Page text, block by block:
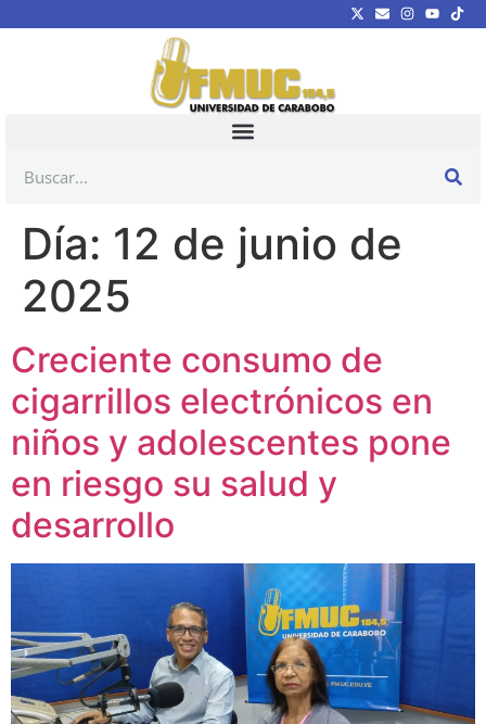
Día: 12 de junio de
2025
Creciente consumo de
cigarrillos electrónicos en
niños y adolescentes pone
en riesgo su salud y
desarrollo